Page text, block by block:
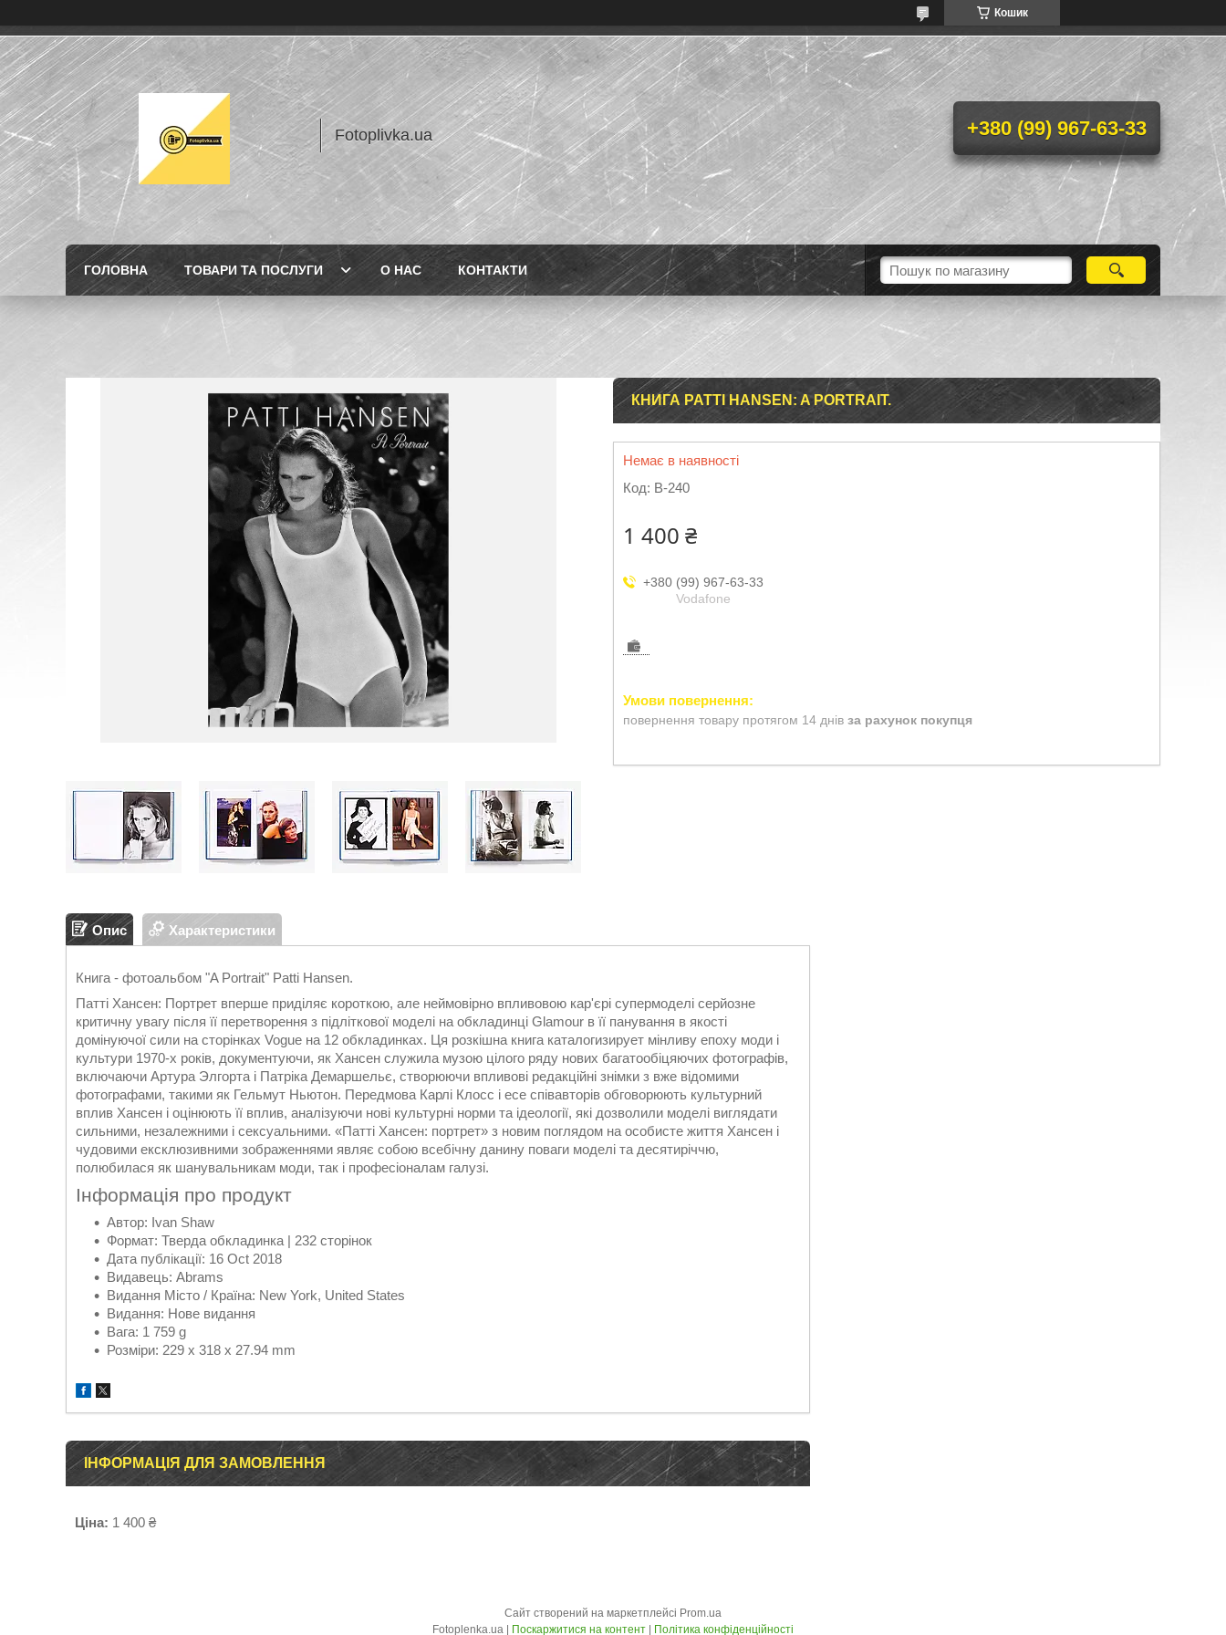
Кошик
Fotoplivka.ua +380 (99) 967-63-33
ГОЛОВНА ТОВАРИ ТА ПОСЛУГИ О НАС КОНТАКТИ
КНИГА PATTI HANSEN: A PORTRAIT.
Немає в наявності
Код: B-240
1 400 ₴
+380 (99) 967-63-33
Vodafone
повернення товару протягом 14 днів за рахунок покупця
Опис Характеристики
Книга - фотоальбом "A Portrait" Patti Hansen.
Патті Хансен: Портрет вперше приділяє короткою, але неймовірно впливовою кар'єрі супермоделі серйозне
критичну увагу після її перетворення з підліткової моделі на обкладинці Glamour в її панування в якості
домінуючої сили на сторінках Vogue на 12 обкладинках. Ця розкішна книга каталогизирует мінливу епоху моди і
культури 1970-х років, документуючи, як Хансен служила музою цілого ряду нових багатообіцяючих фотографів,
включаючи Артура Элгорта і Патріка Демаршельє, створюючи впливові редакційні знімки з вже відомими
фотографами, такими як Гельмут Ньютон. Передмова Карлі Клосс і есе співавторів обговорюють культурний
вплив Хансен і оцінюють її вплив, аналізуючи нові культурні норми та ідеології, які дозволили моделі виглядати
сильними, незалежними і сексуальними. «Патті Хансен: портрет» з новим поглядом на особисте життя Хансен і
чудовими ексклюзивними зображеннями являє собою всебічну данину поваги моделі та десятиріччю,
полюбилася як шанувальникам моди, так і професіоналам галузі.
Інформація про продукт
Автор: Ivan Shaw
Формат: Тверда обкладинка | 232 сторінок
Дата публікації: 16 Oct 2018
Видавець: Abrams
Видання Місто / Країна: New York, United States
Видання: Нове видання
Вага: 1 759 g
Розміри: 229 x 318 x 27.94 mm
ІНФОРМАЦІЯ ДЛЯ ЗАМОВЛЕННЯ
Ціна: 1 400 ₴
Сайт створений на маркетплейсі Prom.ua
Поскаржитися на контент Політика конфіденційності